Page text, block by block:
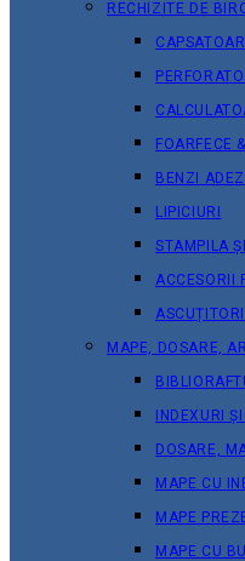
RECHIZITE DE
FOARFECE
BENZI
LIPICIURI
STAMPILA
ACCESORII
MAPE, DOSARE,
INDEXURI
DOSARE,
MAPE CU
MAPE
MAPE CU